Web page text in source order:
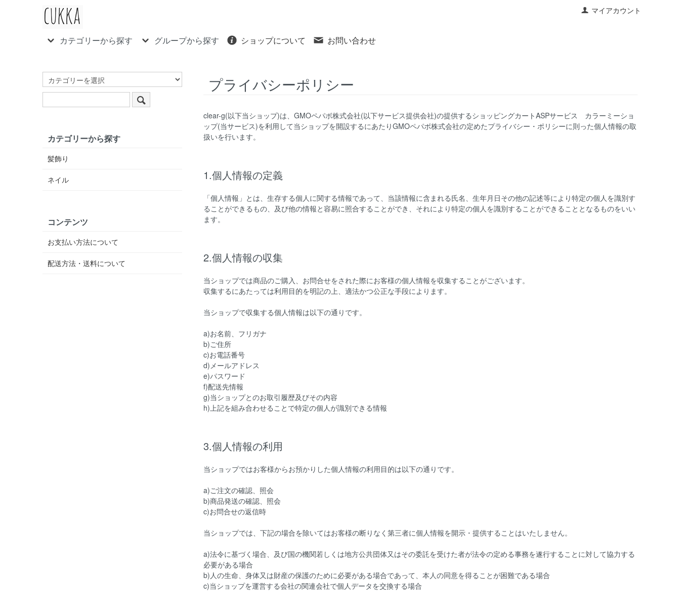
マイアカウント
カテゴリーから探す グループから探す ショップについて お問い合わせ
プライバシーポリシー
clear-g(以下当ショップ)は、 GMOペパボ株式会社(以下サービス提供会社)の提供するショッピングカートASPサービス カラーミーショ
ップ(当サービス)を利用して当ショップを開設するにあたりGMOペパボ株式会社の定めたプライバシー・ポリシーに則った個人情報の取
扱いを行います。
1.個人情報の定義
「個人情報」とは、生存する個人に関する情報であって、当該情報に含まれる氏名、生年月日その他の記述等により特定の個人を識別す
ることができるもの、及び他の情報と容易に照合することができ、それにより特定の個人を識別することができることとなるものをいい
ます。
2.個人情報の収集
当ショップでは商品のご購入、お問合せをされた際にお客様の個人情報を収集することがございます。
収集するにあたっては利用目的を明記の上、適法かつ公正な手段によります。
当ショップで収集する個人情報は以下の通りです。
a)お名前、フリガナ
b)ご住所
c)お電話番号
d)メールアドレス
e)パスワード
f)配送先情報
g)当ショップとのお取引履歴及びその内容
h)上記を組み合わせることで特定の個人が識別できる情報
3.個人情報の利用
当ショップではお客様からお預かりした個人情報の利用目的は以下の通りです。
a)ご注文の確認、照会
b)商品発送の確認、照会
c)お問合せの返信時
当ショップでは、下記の場合を除いてはお客様の断りなく第三者に個人情報を開示・提供することはいたしません。
a)法令に基づく場合、及び国の機関若しくは地方公共団体又はその委託を受けた者が法令の定める事務を遂行することに対して協力する
必要がある場合
b)人の生命、身体又は財産の保護のために必要がある場合であって、本人の同意を得ることが困難である場合
c)当ショップを運営する会社の関連会社で個人データを交換する場合
カテゴリーから探す
髪飾り
ネイル
コンテンツ
お支払い方法について
配送方法・送料について